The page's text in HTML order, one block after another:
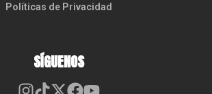
Políticas de Privacidad
SÍGUENOS